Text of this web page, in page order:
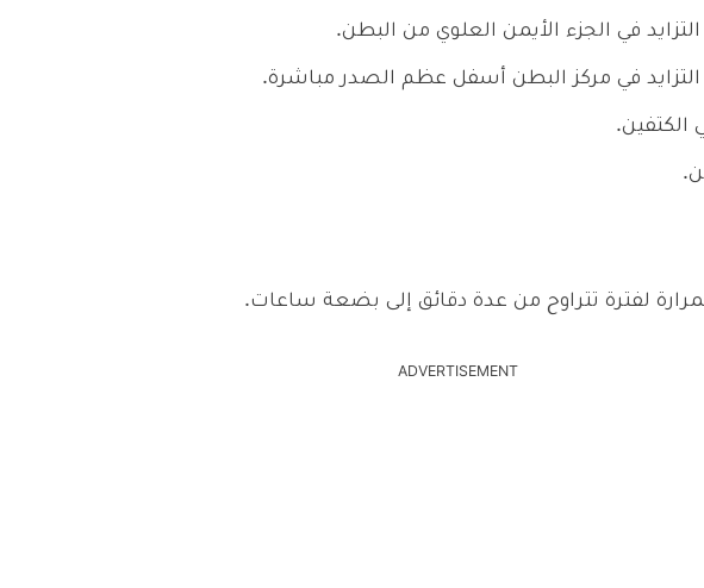
في الجزء الأيمن العلوي من البطن.
في مركز البطن أسفل عظم الصدر مباشرة.
الكتفين.
لفترة تتراوح من عدة دقائق إلى بضعة ساعات.
ADVERTISEMENT